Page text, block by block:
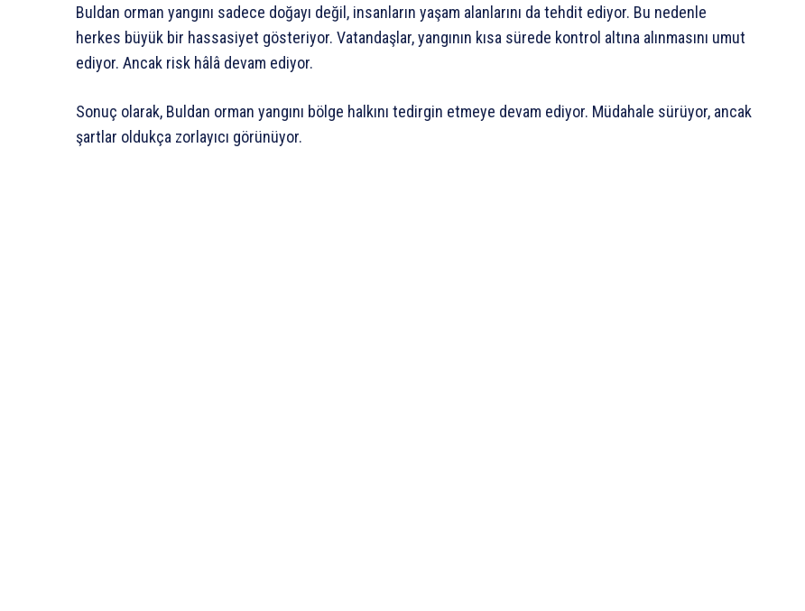
Buldan orman yangını sadece doğayı değil, insanların yaşam alanlarını da tehdit ediyor. Bu nedenle
herkes büyük bir hassasiyet gösteriyor. Vatandaşlar, yangının kısa sürede kontrol altına alınmasını umut
ediyor. Ancak risk hâlâ devam ediyor.
Sonuç olarak, Buldan orman yangını bölge halkını tedirgin etmeye devam ediyor. Müdahale sürüyor, ancak
şartlar oldukça zorlayıcı görünüyor.